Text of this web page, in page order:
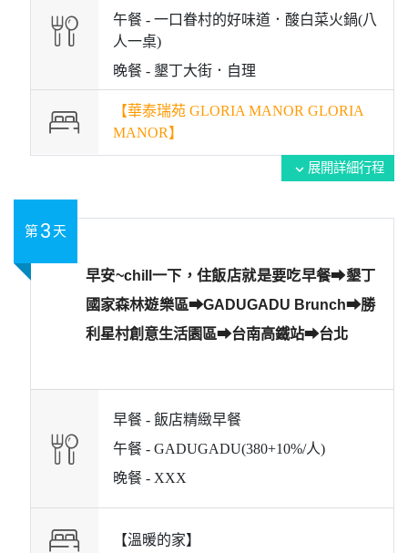
午餐 - 一口眷村的好味道．酸白菜火鍋(八
人一桌)
晚餐 - 墾丁大街．自理
【華泰瑞苑 GLORIA MANOR GLORIA
MANOR】
expand_more 展開詳細行程
第 3 天
早安~chill一下，住飯店就是要吃早餐➡︎墾丁
國家森林遊樂區➡︎GADUGADU Brunch➡︎勝
利星村創意生活園區➡︎台南高鐵站➡︎台北
早餐 - 飯店精緻早餐
午餐 - GADUGADU(380+10%/人)
晚餐 - XXX
【溫暖的家】